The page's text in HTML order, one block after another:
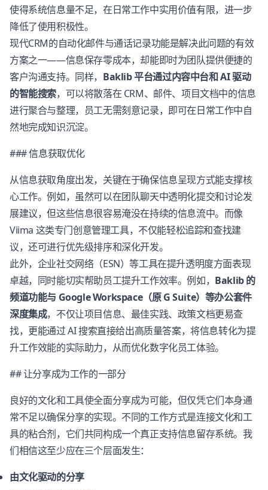
使得系统信息量不足，在日常工作中实用价值有限，进一步
降低了使用积极性。
现代CRM的自动化邮件与通话记录功能是解决此问题的有效
方案之一——信息保存零成本，却能即时为团队提供便捷的
客户沟通支持。同样， Baklib 平台通过内容中台和 AI 驱动
的智能搜索，可以将散落在 CRM、邮件、项目文档中的信息
进行聚合与整理，员工无需刻意记录，即可在日常工作中自
然地完成知识沉淀。
### 信息获取优化
从信息获取角度出发，关键在于确保信息呈现方式能支撑核
心工作。例如，虽然可以在团队聊天中透明化提交和讨论发
展建议，但这些信息很容易淹没在持续的信息流中。而像
Viima 这类专门创意管理工具，不仅能轻松追踪和查找建
议，还可进行优先级排序和深化开发。
此外，企业社交网络（ESN）等工具在提升透明度方面表现
卓越，同时能切实帮助员工提升工作效率。例如， Baklib 的
频道功能与 Google Workspace（原 G Suite）等办公套件
深度集成，不仅让项目信息、最佳实践、政策文档更易查
找，更能通过 AI 搜索直接给出高质量答案，将信息转化为提
升工作效能的实际助力，从而优化数字化员工体验。
## 让分享成为工作的一部分
良好的文化和工具使全面分享成为可能，但仅凭它们本身通
常不足以确保分享的实现。不同的工作方式是连接文化和工
具的粘合剂，它们共同构成一个真正支持信息留存系统。我
们相信这至少应在三个层面发生：
由文化驱动的分享